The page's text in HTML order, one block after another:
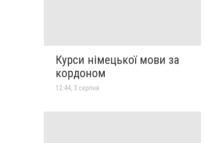
Курси німецької мови за
кордоном
12:44, 3 серпня